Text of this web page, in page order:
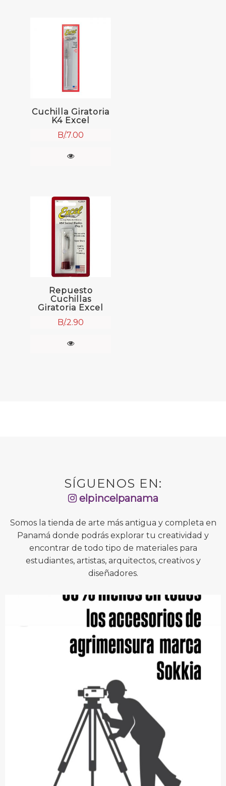
Cuchilla Giratoria
K4 Excel
B/.7.00
Repuesto
Cuchillas
Giratoria Excel
B/.2.90
SÍGUENOS EN:
elpincelpanama
Somos la tienda de arte más antigua y completa en
Panamá donde podrás explorar tu creatividad y
encontrar de todo tipo de materiales para
estudiantes, artistas, arquitectos, creativos y
diseñadores.